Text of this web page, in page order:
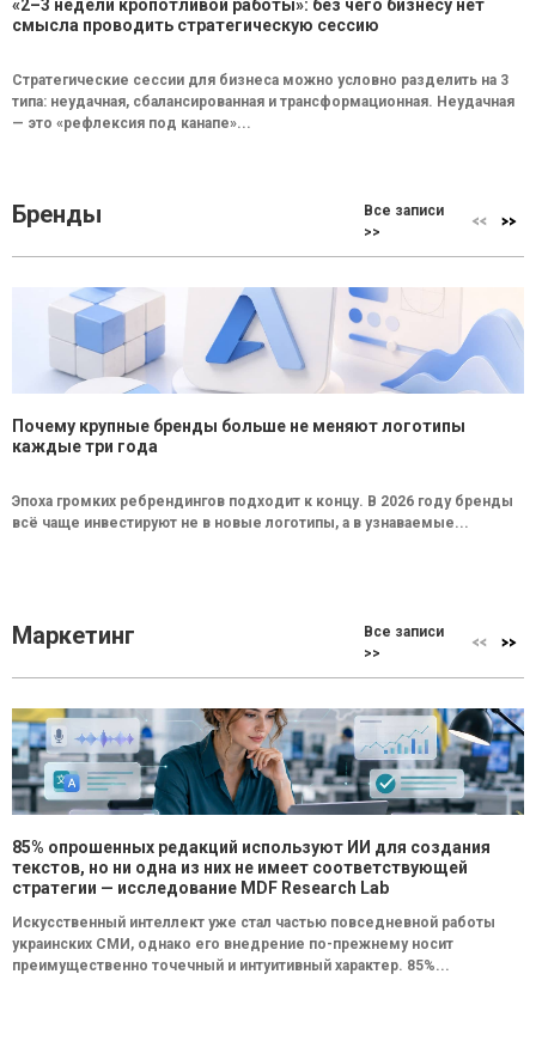
«2–3 недели кропотливой работы»: без чего бизнесу нет
смысла проводить стратегическую сессию
Стратегические сессии для бизнеса можно условно разделить на 3
типа: неудачная, сбалансированная и трансформационная. Неудачная
— это «рефлексия под канапе»...
Бренды
Все записи
>>
Почему крупные бренды больше не меняют логотипы
каждые три года
Эпоха громких ребрендингов подходит к концу. В 2026 году бренды
всё чаще инвестируют не в новые логотипы, а в узнаваемые...
Маркетинг
Все записи
>>
85% опрошенных редакций используют ИИ для создания
текстов, но ни одна из них не имеет соответствующей
стратегии — исследование MDF Research Lab
Искусственный интеллект уже стал частью повседневной работы
украинских СМИ, однако его внедрение по-прежнему носит
преимущественно точечный и интуитивный характер. 85%...